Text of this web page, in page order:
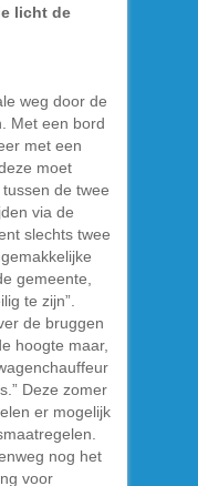
licht de
weg door de
Met een bord
met een
moet
de twee
via de
slechts twee
gemeente,
te zijn”.
de bruggen
hoogte maar,
Deze zomer
er mogelijk
nog het
voor